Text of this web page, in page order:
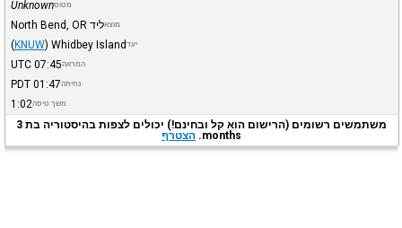
מטוסUnknown
מוצאליד North Bend, OR
יעד Whidbey Island
(KNUW)
המראה07:45
UTC
נחיתה01:47
PDT
משך טיסה1:02
משתמשים רשומים (הרישום הוא קל ובחינם!) יכולים לצפות בהיסטוריה בת 3
months. הצטרף